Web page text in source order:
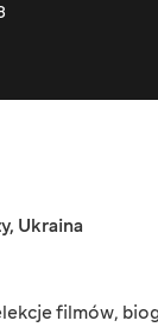
, Ukraina
filmów,